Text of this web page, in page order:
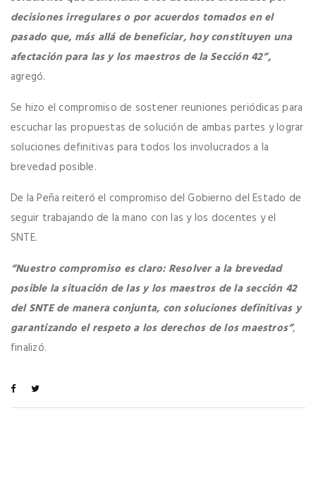
decisiones irregulares o por acuerdos tomados en el
pasado que, más allá de beneficiar, hoy constituyen una
afectación para las y los maestros de la Sección 42”,
agregó.
Se hizo el compromiso de sostener reuniones periódicas para
escuchar las propuestas de solución de ambas partes y lograr
soluciones definitivas para todos los involucrados a la
brevedad posible.
De la Peña reiteró el compromiso del Gobierno del Estado de
seguir trabajando de la mano con las y los docentes y el
SNTE.
“Nuestro compromiso es claro: Resolver a la brevedad
posible la situación de las y los maestros de la sección 42
del SNTE de manera conjunta, con soluciones definitivas y
garantizando el respeto a los derechos de los maestros”,
finalizó.